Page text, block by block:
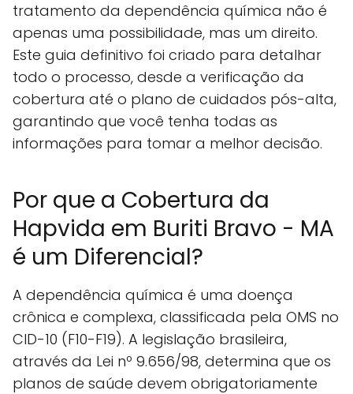
tratamento da dependência química não é
apenas uma possibilidade, mas um direito.
Este guia definitivo foi criado para detalhar
todo o processo, desde a verificação da
cobertura até o plano de cuidados pós-alta,
garantindo que você tenha todas as
informações para tomar a melhor decisão.
Por que a Cobertura da
Hapvida em Buriti Bravo - MA
é um Diferencial?
A dependência química é uma doença
crônica e complexa, classificada pela OMS no
CID-10 (F10-F19). A legislação brasileira,
através da Lei nº 9.656/98, determina que os
planos de saúde devem obrigatoriamente